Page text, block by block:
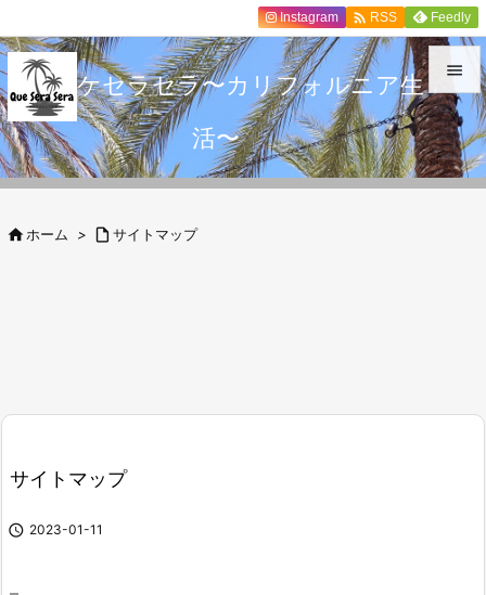
ケセラセラ〜カリフォルニア生
活〜


メニュ

サイド
Instagram  RSS Feedly
ホーム >  サイトマップ
サイトマップ
 2023-01-11